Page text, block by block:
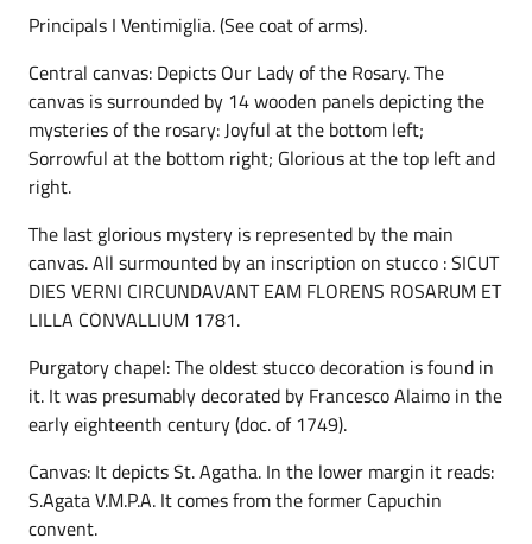
Principals I Ventimiglia. (See coat of arms).
Central canvas: Depicts Our Lady of the Rosary. The
canvas is surrounded by 14 wooden panels depicting the
mysteries of the rosary: Joyful at the bottom left;
Sorrowful at the bottom right; Glorious at the top left and
right.
The last glorious mystery is represented by the main
canvas. All surmounted by an inscription on stucco : SICUT
DIES VERNI CIRCUNDAVANT EAM FLORENS ROSARUM ET
LILLA CONVALLIUM 1781.
Purgatory chapel: The oldest stucco decoration is found in
it. It was presumably decorated by Francesco Alaimo in the
early eighteenth century (doc. of 1749).
Canvas: It depicts St. Agatha. In the lower margin it reads:
S.Agata V.M.P.A. It comes from the former Capuchin
convent.